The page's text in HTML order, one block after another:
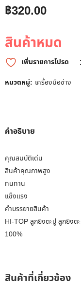
฿320.00
สินค้าหมด
เพิ่มรายการโปรด
หมวดหมู่: เครื่องมือช่าง
คำอธิบาย
คุณสมบัติเด่น
สินค้าคุณภาพสูง
ทนทาน
แข็งแรง
คำบรรยายสินค้า
HI-TOP ลูกยิงตะปู ลูกยิง
100%
สินค้าที่เกี่ยวข้อง